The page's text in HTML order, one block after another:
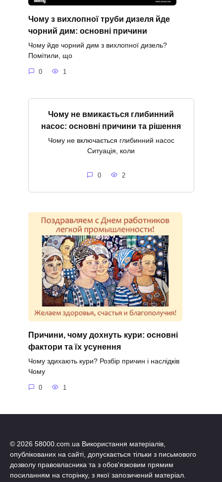
Чому з вихлопної труби дизеля йде
чорний дим: основні причини
Чому йде чорний дим з вихлопної дизель?
Помітили, що
0 1
Чому не вмикається глибинний
насос: основні причини та рішення
Чому не включається глибинний насос
Ситуація, коли
0 2
Причини, чому дохнуть кури: основні
фактори та їх усунення
Чому здихають кури? Розбір причин і наслідків
Чому
0 1
© 2026 58000.com.ua Використання матеріалів,
опублікованих на сайті, допускається тільки з письмового
дозволу правовласника та з обов'язковим прямим
посиланням на сторінку, з якої запозичений матеріал.